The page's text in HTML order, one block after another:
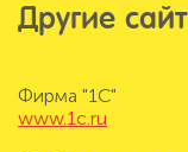
Другие
Фирма "1С"
www.1c.ru